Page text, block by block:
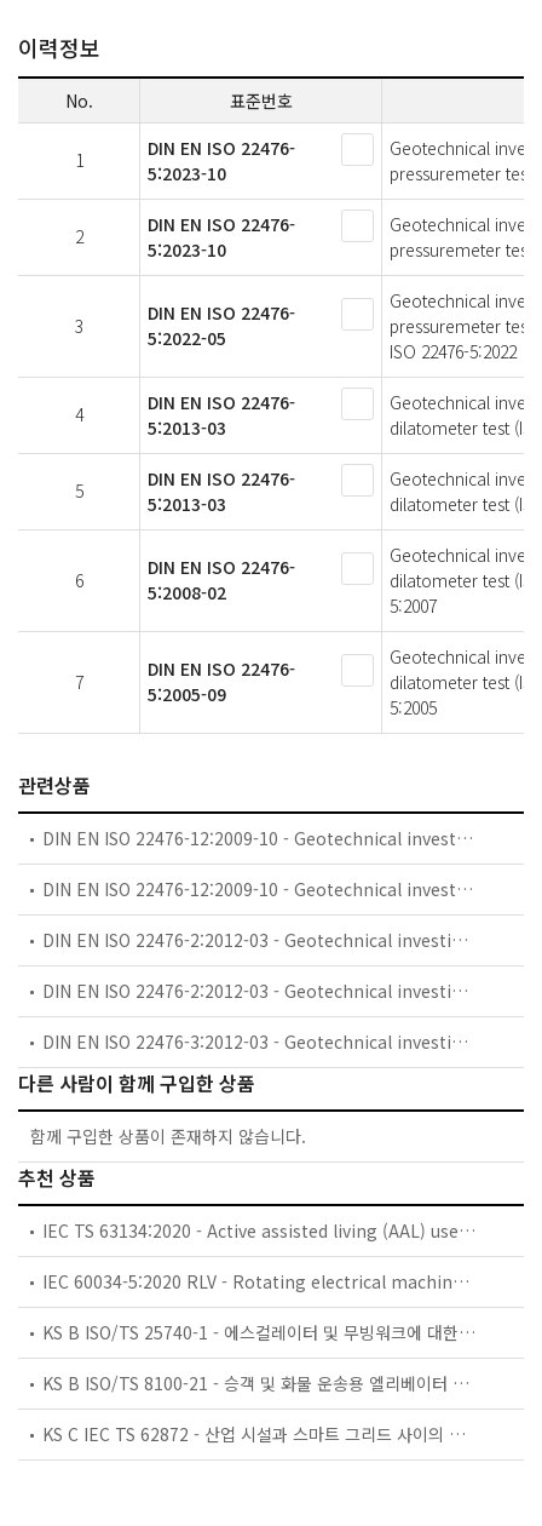
이력정보
No. 표준번호
1
DIN EN ISO 22476-
5:2023-10
Geotechnical
pressuremeter test
2
DIN EN ISO 22476-
5:2023-10
Geotechnical
pressuremeter test
3
DIN EN ISO 22476-
5:2022-05
Geotechnical
pressuremeter test
ISO 22476-5:2022
4
DIN EN ISO 22476-
5:2013-03
Geotechnical
dilatometer test
5
DIN EN ISO 22476-
5:2013-03
Geotechnical
dilatometer test
6
DIN EN ISO 22476-
5:2008-02
Geotechnical
dilatometer test
5:2007
7
DIN EN ISO 22476-
5:2005-09
Geotechnical
dilatometer test
5:2005
관련상품
DIN EN ISO 22476-12:2009-10 - Geotechnical investigation and testing - Field testing - Part 12: Mechanical cone penetration test (CPTM) (ISO 22476-12:2009); German version EN ISO 22476-12:2009
DIN EN ISO 22476-12:2009-10 - Geotechnical investigation and testing - Field testing - Part 12: Mechanical cone penetration test (CPTM) (ISO 22476-12:2009)
DIN EN ISO 22476-2:2012-03 - Geotechnical investigation and testing - Field testing - Part 2: Dynamic probing (ISO 22476-2:2005 + Amd 1:2011); German version EN ISO 22476-2:2005 + A1:2011
DIN EN ISO 22476-2:2012-03 - Geotechnical investigation and testing - Field testing - Part 2: Dynamic probing (ISO 22476-2:2005 + Amd 1:2011) (includes Amendment A1:2011)
DIN EN ISO 22476-3:2012-03 - Geotechnical investigation and testing - Field testing - Part 3: Standard penetration test (ISO 22476-3:2005 + Amd 1:2011); German version EN ISO 22476-3:2005 + A1:2011
다른 사람이 함께 구입한 상품
함께 구입한 상품이 존재하지 않습니다.
추천 상품
IEC TS 63134:2020 - Active assisted living (AAL) use cases
IEC 60034-5:2020 RLV - Rotating electrical machines - Part 5: Degrees of protection provided by the integral design of rotating electrical machines (IP code) - Classification
KS B ISO/TS 25740-1 - 에스컬레이터 및 무빙워크에 대한 안전요건 — 제1부: 세계공통 필수 안전요건(GESRs)
KS B ISO/TS 8100-21 - 승객 및 화물 운송용 엘리베이터 —제21부: 세계공통 필수안전요건(GESRs)을 충족하는 세계공통 안전 파라미터(GSPs)
KS C IEC TS 62872 - 산업 시설과 스마트 그리드 사이의 산업 공정 측정, 제어 및 자동화 시스템 인터페이스